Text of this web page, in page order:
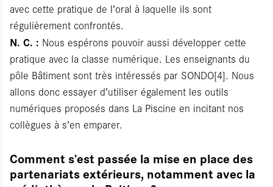
avec cette pratique de l’oral à laquelle ils sont
régulièrement confrontés.
N. C. : Nous espérons pouvoir aussi développer cette
pratique avec la classe numérique. Les enseignants du
pôle Bâtiment sont très intéressés par SONDO[4]. Nous
allons donc essayer d’utiliser également les outils
numériques proposés dans La Piscine en incitant nos
collègues à s’en emparer.
Comment s’est passée la mise en place des
partenariats extérieurs, notamment avec la